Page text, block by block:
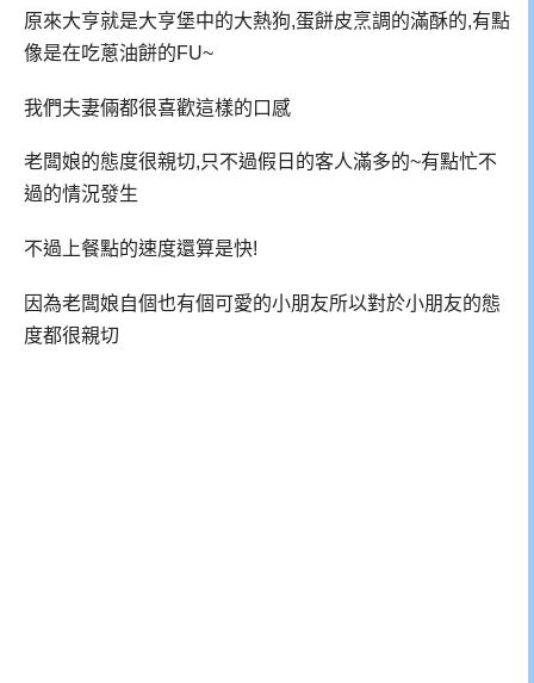
原來大亨就是大亨堡中的大熱狗,蛋餅皮烹調的滿酥的,有點
像是在吃蔥油餅的FU~
我們夫妻倆都很喜歡這樣的口感
老闆娘的態度很親切,只不過假日的客人滿多的~有點忙不
過的情況發生
不過上餐點的速度還算是快!
因為老闆娘自個也有個可愛的小朋友所以對於小朋友的態
度都很親切